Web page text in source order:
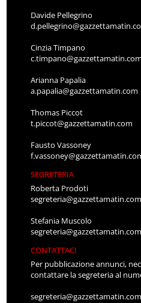
Davide Pellegrino
Cinzia Timpano
c.timpano@gazzettamatin.com
Arianna Papalia
a.papalia@gazzettamatin.com
Thomas Piccot
t.piccot@gazzettamatin.com
Fausto Vassoney
SEGRETERIA
Roberta Prodoti
segreteria@gazzettamatin.com
Stefania Muscolo
segreteria@gazzettamatin.com
CONTATTACI
Per pubblicazione annunci,
contattare la segreteria al
segreteria@gazzettamatin.com